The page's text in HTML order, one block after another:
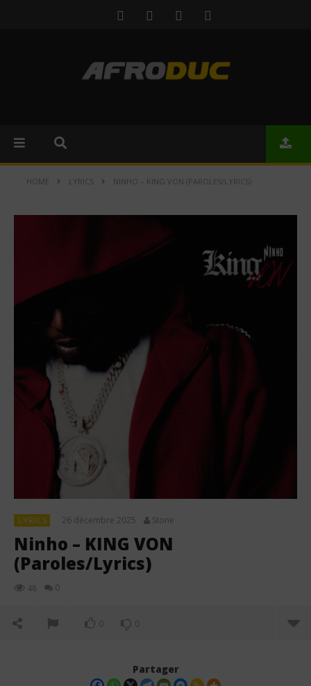
HOME LYRICS NINHO – KING VON (PAROLES/LYRICS)
LYRICS 26 décembre 2025 Stone
Ninho – KING VON
(Paroles/Lyrics)
48 0
0 0
Partager